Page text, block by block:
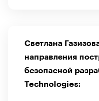
Светлана
направления
безопасной
Technologies: